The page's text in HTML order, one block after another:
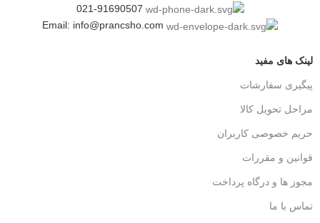
021-91690507
Email: info@prancsho.com
لینک های مفید
پیگیری سفارشات
مراحل تحویل کالا
حریم خصوصی کاربران
قوانین و مقررات
مجوز ها و درگاه پرداخت
تماس با ما